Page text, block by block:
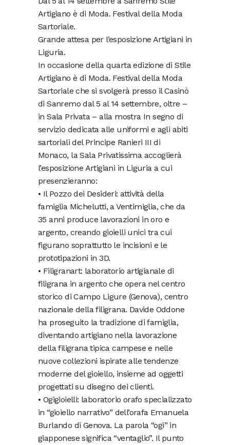
Artigiano è di Moda. Festival della Moda
Sartoriale.
Grande attesa per l’esposizione Artigiani in
Liguria.
In occasione della quarta edizione di Stile
Artigiano è di Moda. Festival della Moda
Sartoriale che si svolgerà presso il Casinò
di Sanremo dal 5 al 14 settembre, oltre –
in Sala Privata – alla mostra In segno di
servizio dedicata alle uniformi e agli abiti
sartoriali del Principe Ranieri III di
Monaco, la Sala Privatissima accoglierà
l’esposizione Artigiani in Liguria a cui
presenzieranno:
• Il Pozzo dei Desideri: attività della
famiglia Michelutti, a Ventimiglia, che da
35 anni produce lavorazioni in oro e
argento, creando gioielli unici tra cui
figurano soprattutto le incisioni e le
prototipazioni in 3D.
• Filigranart: laboratorio artigianale di
filigrana in argento che opera nel centro
storico di Campo Ligure (Genova), centro
nazionale della filigrana. Davide Oddone
ha proseguito la tradizione di famiglia,
diventando artigiano nella lavorazione
della filigrana tipica campese e nelle
nuove collezioni ispirate alle tendenze
moderne del gioiello, insieme ad oggetti
progettati su disegno dei clienti.
• Ogigioielli: laboratorio orafo specializzato
in “gioiello narrativo” dell’orafa Emanuela
Burlando di Genova. La parola “ogi” in
giapponese significa “ventaglio”. Il punto